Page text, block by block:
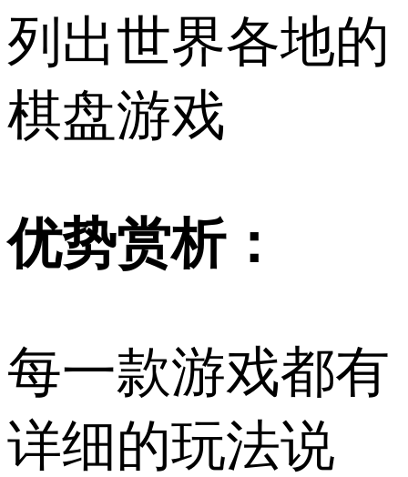
列出世界各地的
棋盘游戏
优势赏析：
每一款游戏都有
详细的玩法说